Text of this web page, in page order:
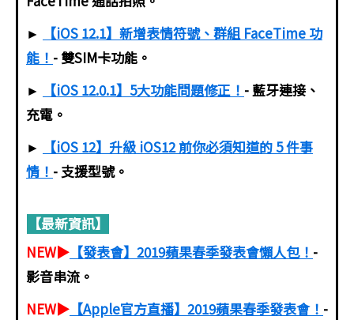
►
【iOS 12.1】新增表情符號、群組 FaceTime 功
能！ - 雙SIM卡功能。
►
【iOS 12.0.1】5大功能問題修正！ - 藍牙連接、
充電。
►
【iOS 12】升級 iOS12 前你必須知道的 5 件事
情！ - 支援型號。
【最新資訊】
NEW▶ 【發表會】2019蘋果春季發表會懶人包！ -
影音串流。
NEW▶ 【Apple官方直播】2019蘋果春季發表會！ -